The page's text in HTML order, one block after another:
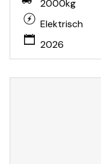
2000kg
Elektrisch
2026